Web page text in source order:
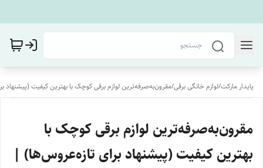
پایدار مارکت/لوازم خانگی برقی/مقرون‌به‌صرفه‌ترین لوازم برقی کوچک با بهترین کیفیت (پیشنهاد
مقرون‌به‌صرفه‌ترین لوازم برقی کوچک با
بهترین کیفیت (پیشنهاد برای تازه‌عروس‌ها) |